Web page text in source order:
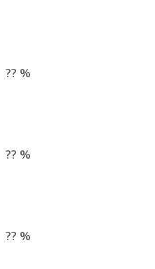
?? %
?? %
?? %